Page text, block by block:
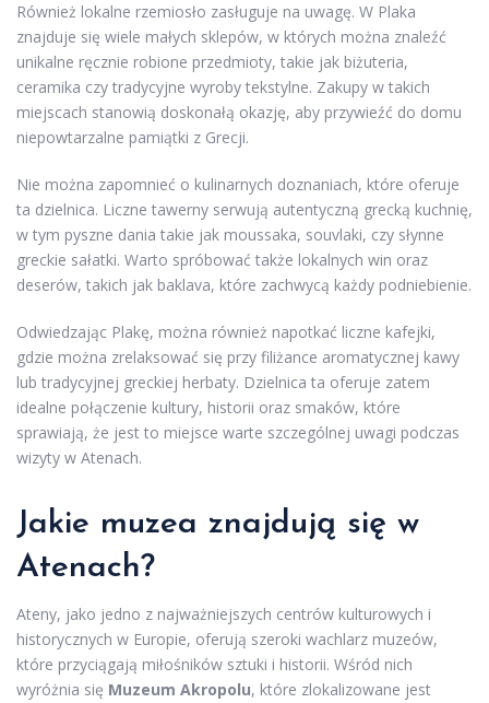
Również lokalne rzemiosło zasługuje na uwagę. W Plaka
znajduje się wiele małych sklepów, w których można znaleźć
unikalne ręcznie robione przedmioty, takie jak biżuteria,
ceramika czy tradycyjne wyroby tekstylne. Zakupy w takich
miejscach stanowią doskonałą okazję, aby przywieźć do domu
niepowtarzalne pamiątki z Grecji.
Nie można zapomnieć o kulinarnych doznaniach, które oferuje
ta dzielnica. Liczne tawerny serwują autentyczną grecką kuchnię,
w tym pyszne dania takie jak moussaka, souvlaki, czy słynne
greckie sałatki. Warto spróbować także lokalnych win oraz
deserów, takich jak baklava, które zachwycą każdy podniebienie.
Odwiedzając Plakę, można również napotkać liczne kafejki,
gdzie można zrelaksować się przy filiżance aromatycznej kawy
lub tradycyjnej greckiej herbaty. Dzielnica ta oferuje zatem
idealne połączenie kultury, historii oraz smaków, które
sprawiają, że jest to miejsce warte szczególnej uwagi podczas
wizyty w Atenach.
Jakie muzea znajdują się w
Atenach?
Ateny, jako jedno z najważniejszych centrów kulturowych i
historycznych w Europie, oferują szeroki wachlarz muzeów,
które przyciągają miłośników sztuki i historii. Wśród nich
wyróżnia się Muzeum Akropolu, które zlokalizowane jest